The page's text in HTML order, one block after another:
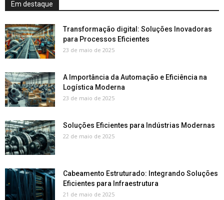
Em destaque
Transformação digital: Soluções Inovadoras
para Processos Eficientes
23 de maio de 2025
A Importância da Automação e Eficiência na
Logística Moderna
23 de maio de 2025
Soluções Eficientes para Indústrias Modernas
22 de maio de 2025
Cabeamento Estruturado: Integrando Soluções
Eficientes para Infraestrutura
21 de maio de 2025